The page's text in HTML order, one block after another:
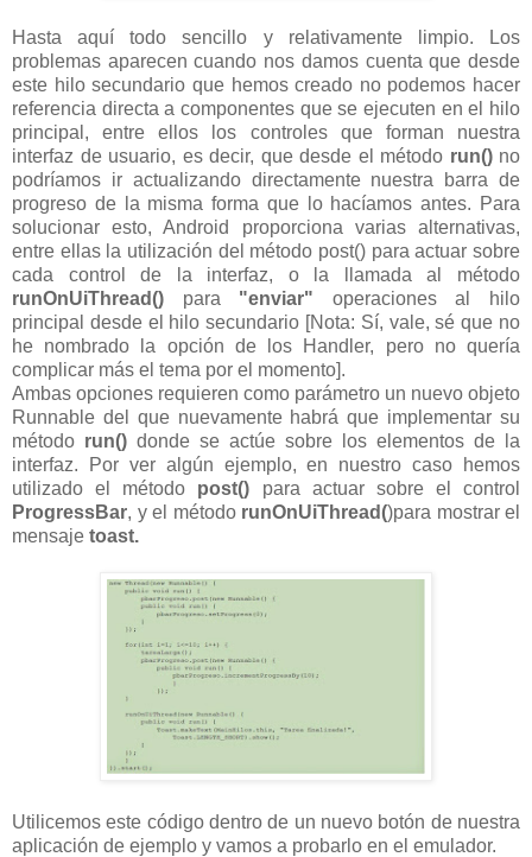
Hasta aquí todo sencillo y relativamente limpio. Los
problemas aparecen cuando nos damos cuenta que desde
este hilo secundario que hemos creado no podemos hacer
referencia directa a componentes que se ejecuten en el hilo
principal, entre ellos los controles que forman nuestra
interfaz de usuario, es decir, que desde el método run()no
podríamos ir actualizando directamente nuestra barra de
progreso de la misma forma que lo hacíamos antes. Para
solucionar esto, Android proporciona varias alternativas,
entre ellas la utilización del método post() para actuar sobre
cada control de la interfaz, o la llamada al método
runOnUiThread() para "enviar" operaciones al hilo
principal desde el hilo secundario [Nota: Sí, vale, sé que no
he nombrado la opción de los Handler, pero no quería
complicar más el tema por el momento].
Ambas opciones requieren como parámetro un nuevo objeto
Runnable del que nuevamente habrá que implementar su
método run() donde se actúe sobre los elementos de la
interfaz. Por ver algún ejemplo, en nuestro caso hemos
utilizado el método post() para actuar sobre el control
ProgressBar, y el método runOnUiThread()para mostrar el
mensaje toast.
Utilicemos este código dentro de un nuevo botón de nuestra
aplicación de ejemplo y vamos a probarlo en el emulador.